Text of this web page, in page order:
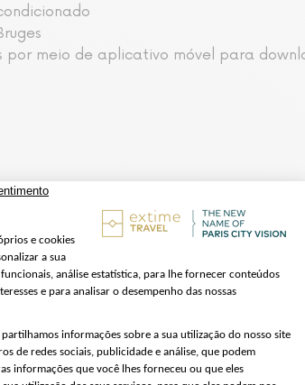
por meio de aplicativo móvel para
que escolher. Um guia áudio levá-lo-
de um autocarro de turismo com ar
um restaurante para almoçar.
carbonade, filete de porco de Bruges,
para admirar a arquitectura gótica
da UNESCO. Explore as pitorescas